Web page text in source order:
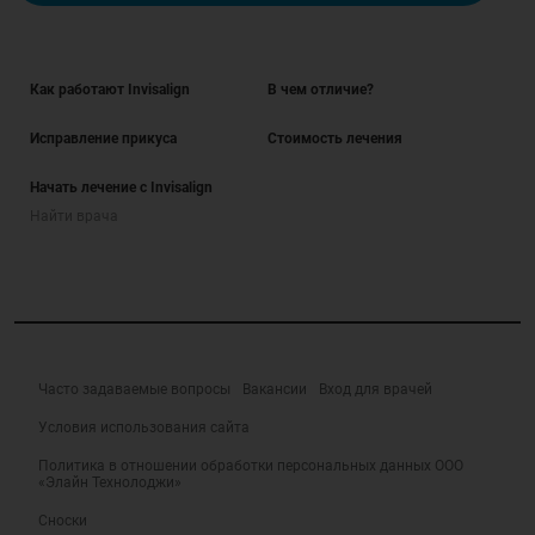
Как работают Invisalign В чем отличие?
Исправление прикуса Стоимость лечения
Начать лечение с Invisalign
Часто задаваемые вопросы Вакансии Вход для врачей
Условия использования сайта
Политика в отношении обработки персональных данных ООО
«Элайн Технолоджи»
Сноски